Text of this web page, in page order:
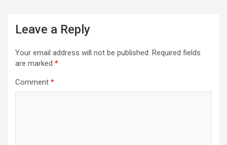
Leave a Reply
Your email address will not be published. Required fields
are marked *
Comment *